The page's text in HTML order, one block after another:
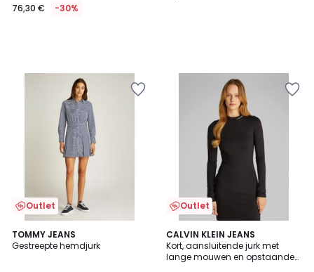
76,30 € -30%
Outlet
TOMMY JEANS
Gestreepte hemdjurk
Outlet
CALVIN KLEIN JEANS
Kort, aansluitende jurk met
lange mouwen en opstaande